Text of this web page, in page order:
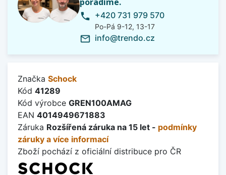
phone +420 731 979 570
Po-Pá 9-12, 13-17
mail_outline info@trendo.cz
Značka Schock
Kód 41289
Kód výrobce GREN100AMAG
EAN 4014949671883
Záruka Rozšířená záruka na 15 let - podmínky
záruky a více informací
Zboží pochází z oficiální distribuce pro ČR